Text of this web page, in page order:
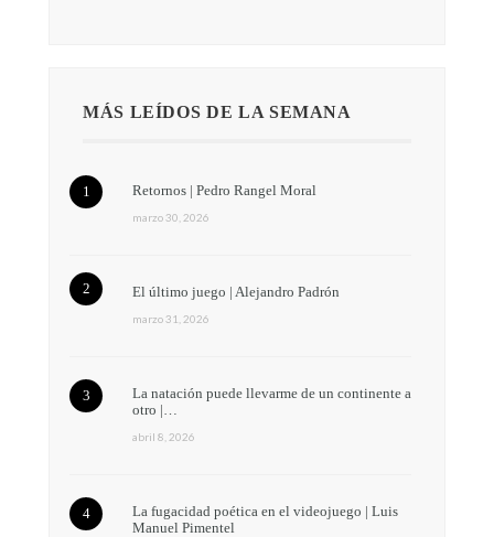
MÁS LEÍDOS DE LA SEMANA
Retornos | Pedro Rangel Moral
marzo 30, 2026
El último juego | Alejandro Padrón
marzo 31, 2026
La natación puede llevarme de un continente a
otro |…
abril 8, 2026
La fugacidad poética en el videojuego | Luis
Manuel Pimentel